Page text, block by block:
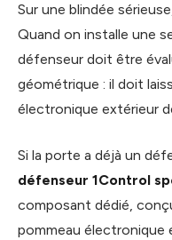
Sur une blindée
Quand on installe une
défenseur doit être
géométrique : il doit
électronique extérieur
Si la porte a déjà un
défenseur 1Control
composant dédié,
pommeau